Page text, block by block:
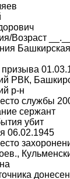
Возраст
РВК,
р-н
службы
сержант
убит
06.02.1945